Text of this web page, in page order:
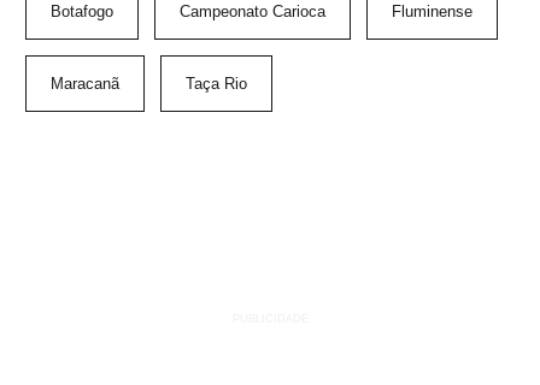
Botafogo Campeonato Carioca Fluminense
Maracanã Taça Rio